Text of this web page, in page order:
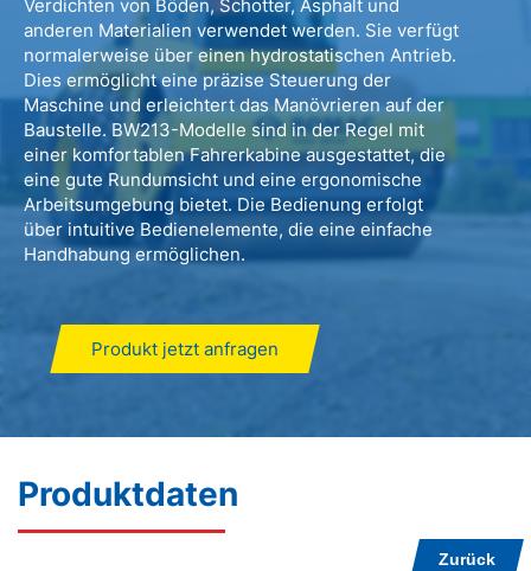
Verdichten von Böden, Schotter, Asphalt und
anderen Materialien verwendet werden. Sie verfügt
normalerweise über einen hydrostatischen Antrieb.
Dies ermöglicht eine präzise Steuerung der
Maschine und erleichtert das Manövrieren auf der
Baustelle. BW213-Modelle sind in der Regel mit
einer komfortablen Fahrerkabine ausgestattet, die
eine gute Rundumsicht und eine ergonomische
Arbeitsumgebung bietet. Die Bedienung erfolgt
über intuitive Bedienelemente, die eine einfache
Handhabung ermöglichen.
Produkt jetzt anfragen
Produktdaten
Zurück